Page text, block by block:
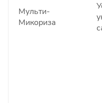
Мульти-
Микориза